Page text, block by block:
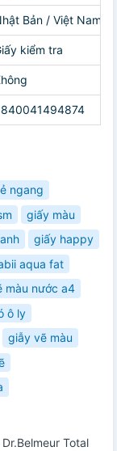
Bản / Việt Nam
kiểm tra
ngang
giấy màu
giấy happy
aqua fat
màu nước a4
ô ly
giẫy vẽ màu
Total